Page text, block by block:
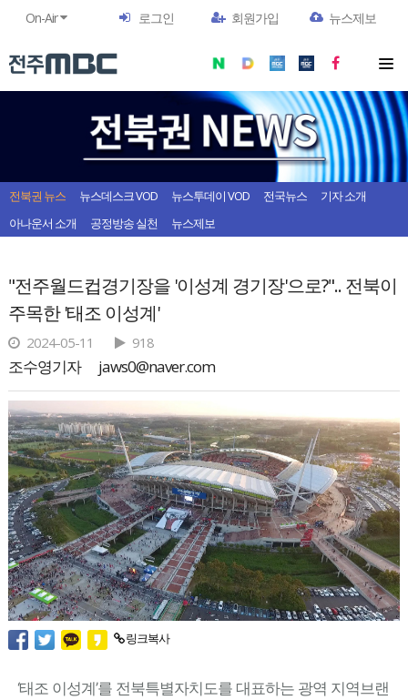
On-Air 로그인 회원가입 뉴스제보
전북권 뉴스 뉴스데스크 VOD 뉴스투데이 VOD 전국뉴스
기자 소개
아나운서 소개
공정방송 실천 뉴스제보
"전주월드컵경기장을 '이성계 경기장'으로?".. 전북이
주목한 '태조 이성계'
2024-05-11 918
조수영기자 jaws0@naver.com
링크복사
‘태조 이성계’를 전북특별자치도를 대표하는 광역 지역브랜